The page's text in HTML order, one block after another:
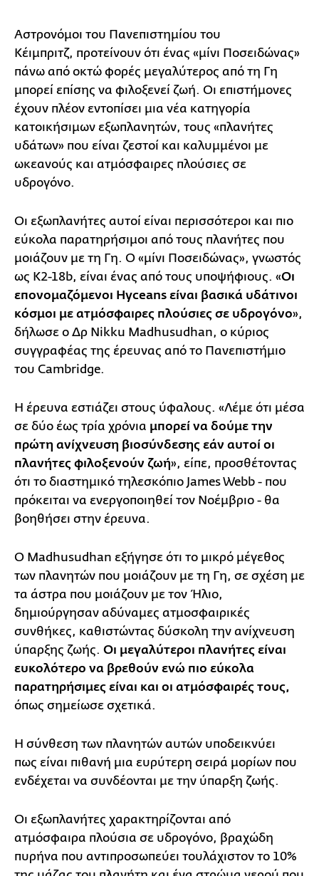
Αστρονόμοι του Πανεπιστημίου του
Κέιμπριτζ, προτείνουν ότι ένας «μίνι Ποσειδώνας»
πάνω από οκτώ φορές μεγαλύτερος από τη Γη
μπορεί επίσης να φιλοξενεί ζωή. Οι επιστήμονες
έχουν πλέον εντοπίσει μια νέα κατηγορία
κατοικήσιμων εξωπλανητών, τους «πλανήτες
υδάτων» που είναι ζεστοί και καλυμμένοι με
ωκεανούς και ατμόσφαιρες πλούσιες σε
υδρογόνο.
Οι εξωπλανήτες αυτοί είναι περισσότεροι και πιο
εύκολα παρατηρήσιμοι από τους πλανήτες που
μοιάζουν με τη Γη. Ο «μίνι Ποσειδώνας», γνωστός
ως K2-18b, είναι ένας από τους υποψήφιους. «Οι
επονομαζόμενοι Hyceans είναι βασικά υδάτινοι
κόσμοι με ατμόσφαιρες πλούσιες σε υδρογόνο»,
δήλωσε ο Δρ Nikku Madhusudhan, ο κύριος
συγγραφέας της έρευνας από το Πανεπιστήμιο
του Cambridge.
Η έρευνα εστιάζει στους ύφαλους. «Λέμε ότι μέσα
σε δύο έως τρία χρόνια μπορεί να δούμε την
πρώτη ανίχνευση βιοσύνδεσης εάν αυτοί οι
πλανήτες φιλοξενούν ζωή», είπε, προσθέτοντας
ότι το διαστημικό τηλεσκόπιο James Webb - που
πρόκειται να ενεργοποιηθεί τον Νοέμβριο - θα
βοηθήσει στην έρευνα.
Ο Madhusudhan εξήγησε ότι το μικρό μέγεθος
των πλανητών που μοιάζουν με τη Γη, σε σχέση με
τα άστρα που μοιάζουν με τον Ήλιο,
δημιούργησαν αδύναμες ατμοσφαιρικές
συνθήκες, καθιστώντας δύσκολη την ανίχνευση
ύπαρξης ζωής. Οι μεγαλύτεροι πλανήτες είναι
ευκολότερο να βρεθούν ενώ πιο εύκολα
παρατηρήσιμες είναι και οι ατμόσφαιρές τους,
όπως σημείωσε σχετικά.
Η σύνθεση των πλανητών αυτών υποδεικνύει
πως είναι πιθανή μια ευρύτερη σειρά μορίων που
ενδέχεται να συνδέονται με την ύπαρξη ζωής.
Οι εξωπλανήτες χαρακτηρίζονται από
ατμόσφαιρα πλούσια σε υδρογόνο, βραχώδη
πυρήνα που αντιπροσωπεύει τουλάχιστον το 10%